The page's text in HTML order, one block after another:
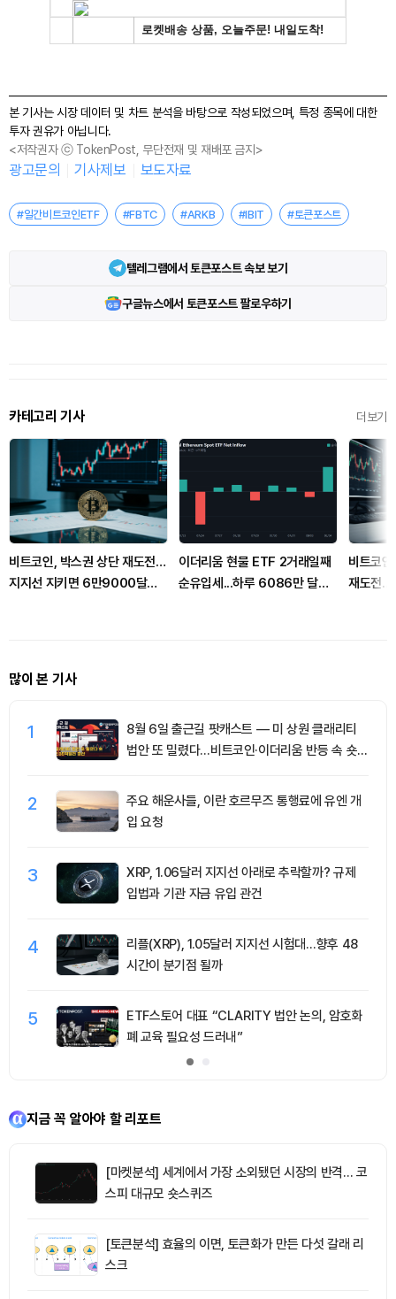
본 기사는 시장 데이터 및 차트 분석을 바탕으로 작성되었으며, 특정 종목에 대한
투자 권유가 아닙니다.
<저작권자 ⓒ TokenPost, 무단전재 및 재배포 금지>
광고문의 기사제보 보도자료
#일간비트코인ETF #FBTC #ARKB #IBIT #토큰포스트
텔레그램에서 토큰포스트 속보 보기
구글뉴스에서 토큰포스트 팔로우하기
카테고리 기사 더보기
비트코인, 박스권 상단 재도전…
지지선 지키면 6만9000달러
이더리움 현물 ETF 2거래일째
순유입세...하루 6086만 달러
비트코
재도전…
많이 본 기사
1
8월 6일 출근길 팟캐스트 — 미 상원 클래리티
법안 또 밀렸다…비트코인·이더리움 반등 속 숏
2
주요 해운사들, 이란 호르무즈 통행료에 유엔 개
입 요청
3
XRP, 1.06달러 지지선 아래로 추락할까? 규제
입법과 기관 자금 유입 관건
4
리플(XRP), 1.05달러 지지선 시험대…향후 48
시간이 분기점 될까
5
ETF스토어 대표 “CLARITY 법안 논의, 암호화
폐 교육 필요성 드러내”
지금 꼭 알아야 할 리포트
[마켓분석] 세계에서 가장 소외됐던 시장의 반격… 코
스피 대규모 숏스퀴즈
[토큰분석] 효율의 이면, 토큰화가 만든 다섯 갈래 리
스크